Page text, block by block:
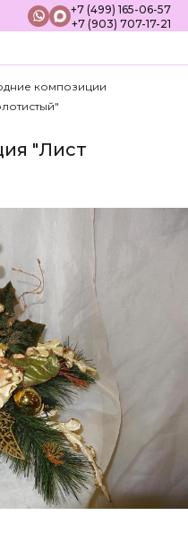
+7 (499) 165-06-57
+7 (903) 707-17-21
композиции
"Лист